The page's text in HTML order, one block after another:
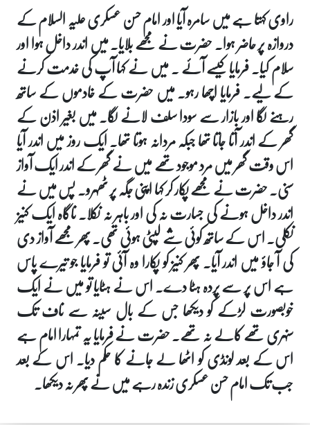
راوی کہتا ہے میں سامرہ آیا اور امام حسن عسکری علیہ السلام کے
دروازہ پر حاضر ہوا۔ حضرت نے مجھے بلایا۔ میں اندر داخل ہوا اور
سلام کیا۔ فرمایا کیسے آئے ۔ میں نے کہا آپ کی خدمت کرنے
کے لیے۔ فرمایا اچھا رہو۔ میں حضرت کے خادموں کے ساتھ
رہنے لگا اور بازار سے سودا سلف لانے لگا۔ میں بغیر اذن کے
گھر کے اندر آتا جاتا تھا جبکہ مردانہ ہوتا تھا۔ ایک روز میں اندر آیا
اس وقت گھر میں مرد موجود تھے میں نے گھر کے اندر ایک آواز
سنی۔ حضرت نے مجھے پکار کر کہا اپنی جگہ پر ٹھہرو۔ پس میں نے
اندر داخل ہونے کی جسارت نہ کی اور باہر نہ نکلا۔ ناگاہ ایک کنیز
نکلی۔ اس کے ساتھ کوئی شے لپٹی ہوئی تھی۔ پھر مجھے آواز دی
کی آ جاؤ میں اندر آیا۔ پھر کنیز کو پکارا وہ آئی تو فرمایا جو تیرے پاس
ہے اس پر سے پردہ ہٹا دے۔ اس نے ہٹایا تو میں نے ایک
خوبصورت لڑکے کو دیکھا جس کے بال سینہ سے ناف تک
سنہری تھے کالے نہ تھے۔ حضرت نے فرمایا یہ تمہارا امام ہے
اس کے بعد لونڈی کو اٹھا لے جانے کا حکم دیا۔ اس کے بعد
جب تک امام حسن عسکری زندہ رہے میں نے پھر نہ دیکھا۔